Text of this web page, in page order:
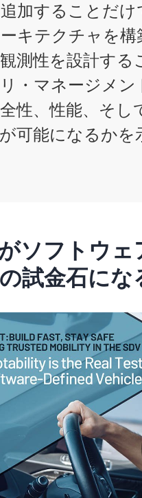
加することだ
キテクチャを
測性を設計す
リ・マネージメ
性、性能、そし
可能になるかを
ソフトウ
試金石にな